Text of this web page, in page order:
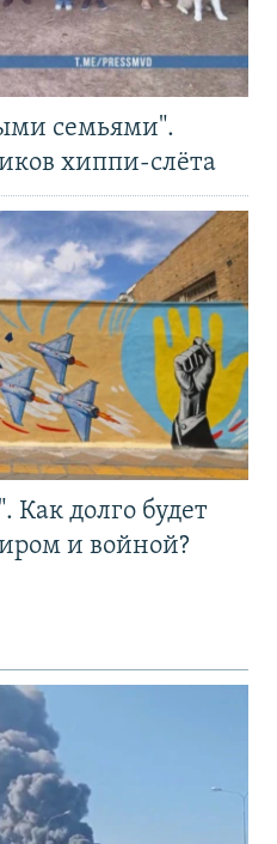
семьями".
хиппи-слёта
Как долго будет
и войной?